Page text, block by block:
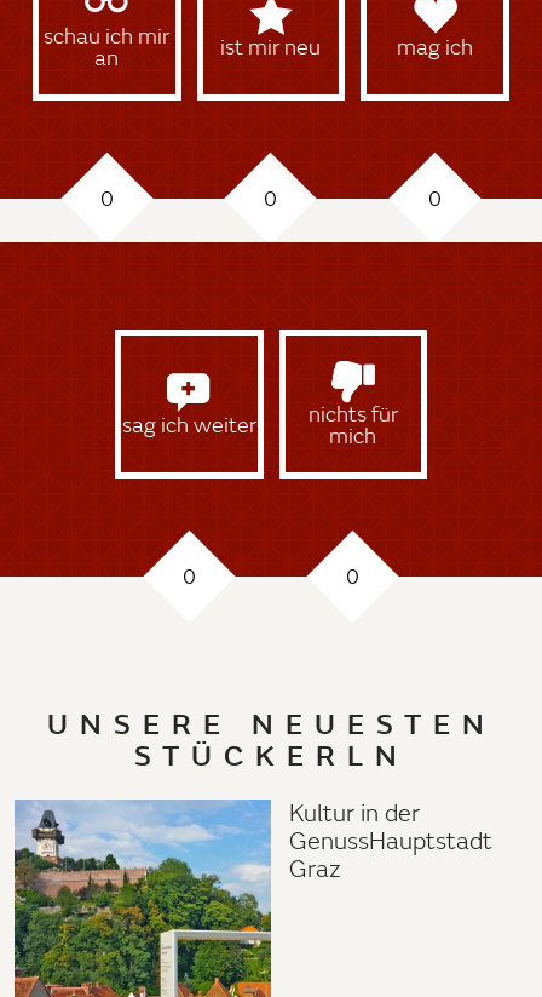
schau ich mir
an
0
ist mir neu
0
mag ich
0
sag ich weiter
0
nichts für
mich
0
UNSERE NEUESTEN
STÜCKERLN
Kultur in der
GenussHauptstadt
Graz